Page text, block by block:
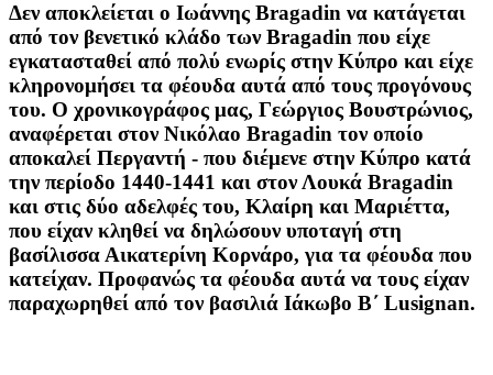
Δεν αποκλείεται ο Ιωάννης Bragadin να κατάγεται
από τον βενετικό κλάδο των Bragadin που είχε
εγκατασταθεί από πολύ ενωρίς στην Κύπρο και είχε
κληρονομήσει τα φέουδα αυτά από τους προγόνους
του. Ο χρονικογράφος μας, Γεώργιος Βουστρώνιος,
αναφέρεται στον Νικόλαο Bragadin τον οποίο
αποκαλεί Περγαντή - που διέμενε στην Κύπρο κατά
την περίοδο 1440-1441 και στον Λουκά Bragadin
και στις δύο αδελφές του, Κλαίρη και Μαριέττα,
που είχαν κληθεί να δηλώσουν υποταγή στη
βασίλισσα Αικατερίνη Κορνάρο, για τα φέουδα που
κατείχαν. Προφανώς τα φέουδα αυτά να τους είχαν
παραχωρηθεί από τον βασιλιά Ιάκωβο Β΄ Lusignan.